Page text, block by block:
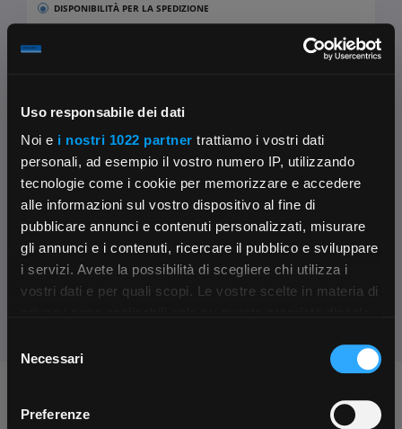
Uso responsabile dei dati
Noi e i nostri 1022 partner trattiamo i vostri dati
personali, ad esempio il vostro numero IP, utilizzando
tecnologie come i cookie per memorizzare e accedere
alle informazioni sul vostro dispositivo al fine di
pubblicare annunci e contenuti personalizzati, misurare
gli annunci e i contenuti, ricercare il pubblico e sviluppare
i servizi. Avete la possibilità di scegliere chi utilizza i
vostri dati e per quali scopi. Le vostre scelte in materia di
modificare o revocare il proprio consenso in qualsiasi
momento dalla Dichiarazione sui cookie o facendo clic
delNecessari
Preferenze
×
App Rexel Italia
tutti i servizi ovunque tu sia!
DISPONIBILITÀ PER LA SPEDIZIONE
Fissa una consulenza
Ti affiancheremo passo dopo passo
Contattaci
Parla con il customer care dedicato
Condividi: